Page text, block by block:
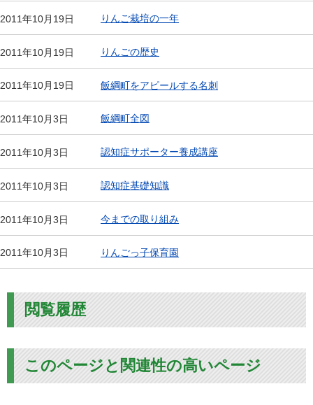
2011年10月19日 りんご栽培の一年
2011年10月19日 りんごの歴史
2011年10月19日 飯綱町をアピールする名刺
2011年10月3日 飯綱町全図
2011年10月3日 認知症サポーター養成講座
2011年10月3日 認知症基礎知識
2011年10月3日 今までの取り組み
2011年10月3日 りんごっ子保育園
閲覧履歴
このページと関連性の高いページ